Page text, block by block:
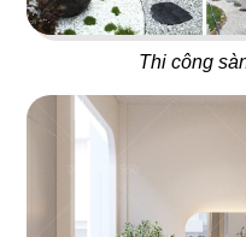
Thi công
Bistro & Cafe